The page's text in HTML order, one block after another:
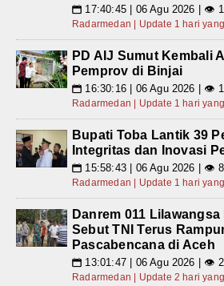
📅 17:40:45 | 06 Agu 2026 | 👁
Radarmedan | Update 1 hari
PD AIJ Sumut Kembali
Pemprov di Binjai
📅 16:30:16 | 06 Agu 2026 | 👁
Radarmedan | Update 1 hari
Bupati Toba Lantik 39
Integritas dan Inovasi
📅 15:58:43 | 06 Agu 2026 | 👁
Radarmedan | Update 1 hari
Danrem 011
Sebut TNI Terus
Pascabencana di Aceh
📅 13:01:47 | 06 Agu 2026 | 👁
Radarmedan | Update 2 hari